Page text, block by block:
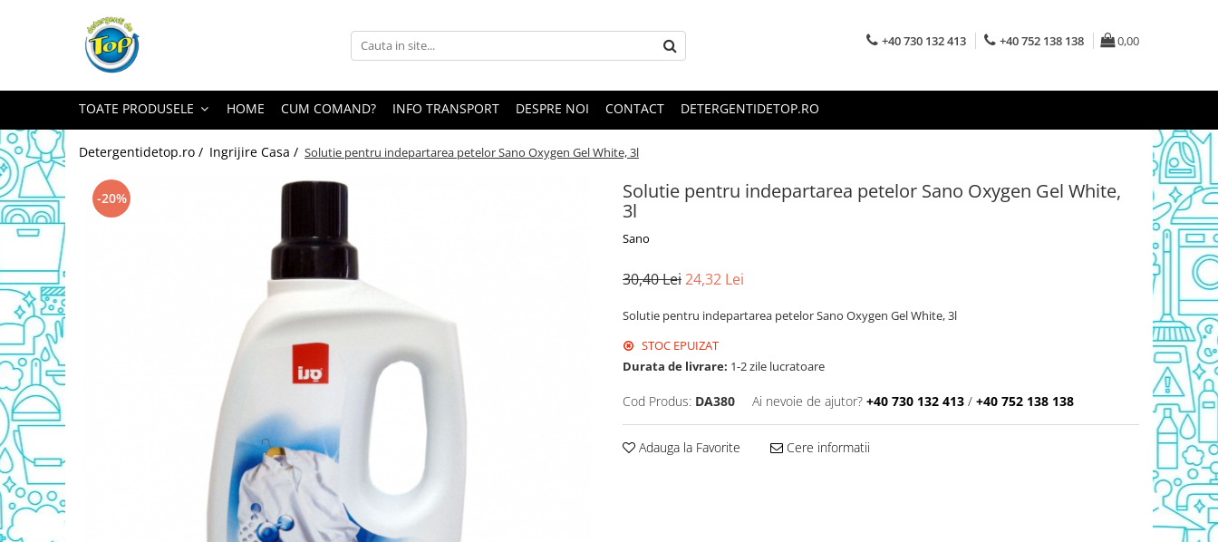
Toate Produsele
Detergenti Pudra
Detergent Lichid
Balsam De Rufe
Detergenti Curatenie Casa
Sano Detergent Pardoseli
Asevi Pardoseli
Produse Pentru Baie
Produse Pentru Bucatarie
Detergenti Curatenie Casa
Detergent Pardoseli
Detergent Geamuri
Detergent Mobila
Detergenti De Haine
Detergent Capsule
Detergent Pentru Pete
Detergent Ariel
+40 730 132 413 +40 752 138 138 0,00
TOATE PRODUSELE HOME CUM COMAND? INFO TRANSPORT DESPRE NOI CONTACT DETERGENTIDETOP.RO
Detergentidetop.ro / Ingrijire Casa / Solutie pentru indepartarea petelor Sano Oxygen Gel White, 3l
Solutie pentru indepartarea petelor Sano Oxygen Gel White,
3l
Sano
-20%
30,40 Lei24,32 Lei
Solutie pentru indepartarea petelor Sano Oxygen Gel White, 3l
STOC EPUIZAT
Durata de livrare: 1-2 zile lucratoare
Cod Produs: DA380 Ai nevoie de ajutor? +40 730 132 413 / +40 752 138 138
Adauga la Favorite Cere informatii